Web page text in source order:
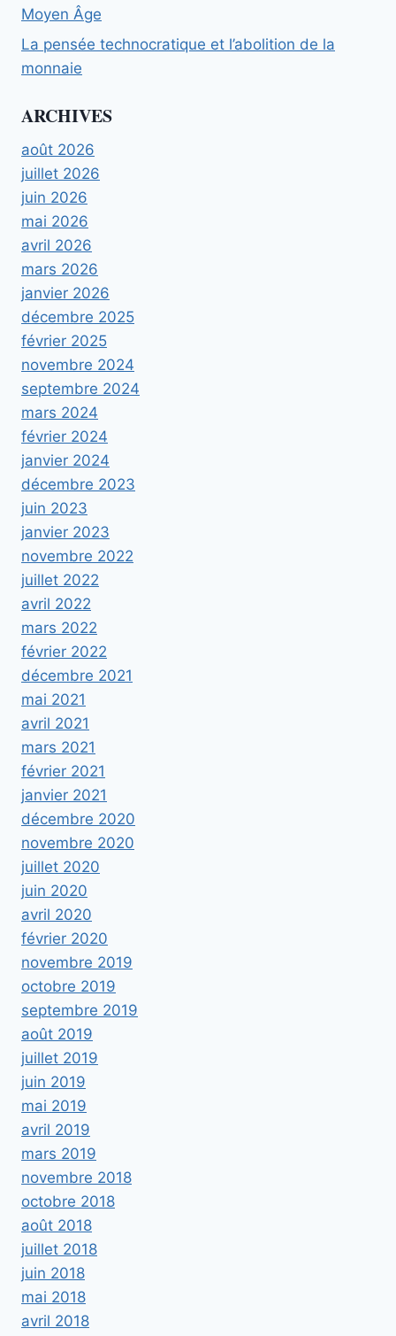
Moyen Âge
La pensée technocratique et l’abolition de la
monnaie
ARCHIVES
août 2026
juillet 2026
juin 2026
mai 2026
avril 2026
mars 2026
janvier 2026
décembre 2025
février 2025
novembre 2024
septembre 2024
mars 2024
février 2024
janvier 2024
décembre 2023
juin 2023
janvier 2023
novembre 2022
juillet 2022
avril 2022
mars 2022
février 2022
décembre 2021
mai 2021
avril 2021
mars 2021
février 2021
janvier 2021
décembre 2020
novembre 2020
juillet 2020
juin 2020
avril 2020
février 2020
novembre 2019
octobre 2019
septembre 2019
août 2019
juillet 2019
juin 2019
mai 2019
avril 2019
mars 2019
novembre 2018
octobre 2018
août 2018
juillet 2018
juin 2018
mai 2018
avril 2018